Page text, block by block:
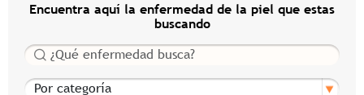
Encuentra aquí la enfermedad de la piel que estas
buscando
Buscar
Por categoría